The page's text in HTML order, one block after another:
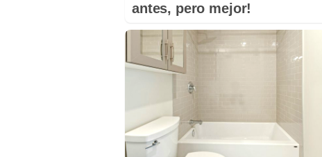
antes, pero mejor!